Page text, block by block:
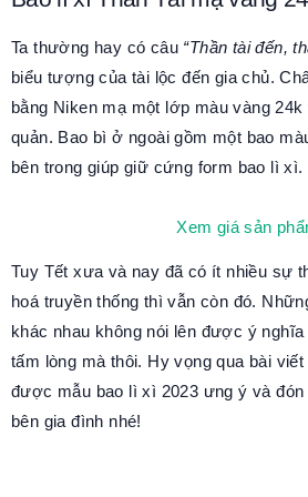
Ta thường hay có câu “Thần tài đến,
biểu tượng của tài lộc đến gia chủ.
bằng Niken mạ một lớp màu vàng
quản. Bao bì ở ngoài gồm một bao
bên trong giúp giữ cứng form bao lì xì.
Xem giá sản
Tuy Tết xưa và nay đã có ít nhiều sự
hoá truyền thống thì vẫn còn đó.
khác nhau không nói lên được ý nghĩa
tấm lòng mà thôi. Hy vọng qua bài
được mẫu bao lì xì 2023 ưng ý và đón
bên gia đình nhé!